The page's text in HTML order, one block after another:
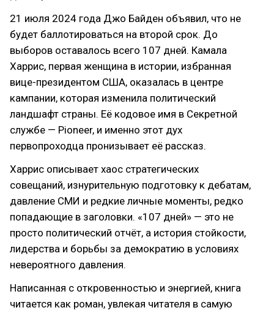
21 июля 2024 года Джо Байден объявил, что не
будет баллотироваться на второй срок. До
выборов оставалось всего 107 дней. Камала
Харрис, первая женщина в истории, избранная
вице-президентом США, оказалась в центре
кампании, которая изменила политический
ландшафт страны. Её кодовое имя в Секретной
службе — Pioneer, и именно этот дух
первопроходца пронизывает её рассказ.
Харрис описывает хаос стратегических
совещаний, изнурительную подготовку к дебатам,
давление СМИ и редкие личные моменты, редко
попадающие в заголовки. «107 дней» — это не
просто политический отчёт, а история стойкости,
лидерства и борьбы за демократию в условиях
невероятного давления.
Написанная с откровенностью и энергией, книга
читается как роман, увлекая читателя в самую